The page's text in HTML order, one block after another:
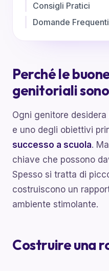
Consigli Pratici
Domande Frequenti
Perché le
genitoriali
Ogni genitore
e uno degli obiettivi
successo a scuola.
chiave che possono
Spesso si tratta di
costruiscono un
ambiente stimolante.
Costruire una